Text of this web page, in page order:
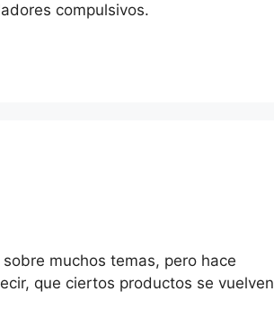
compulsivos.
muchos temas, pero hace
que ciertos productos se vuelven